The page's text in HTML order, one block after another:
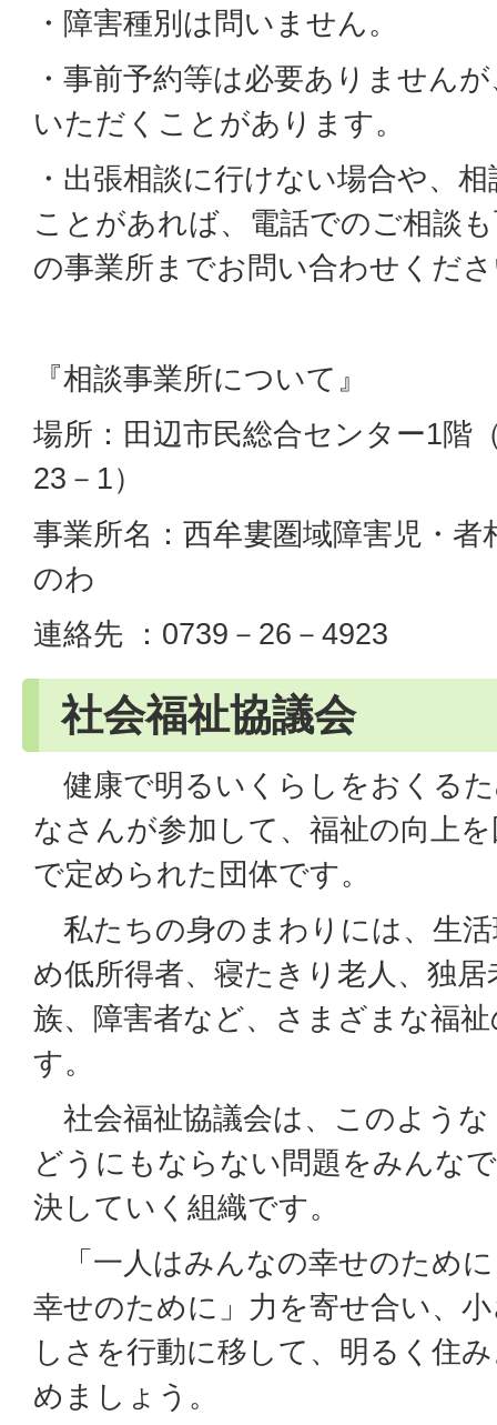
・障害種別は問いません。
・事前予約等は必要ありません
いただくことがあります。
・出張相談に行けない場合や、
ことがあれば、電話でのご相談
の事業所までお問い合わせくだ
『相談事業所について』
場所：田辺市民総合センター1階
23－1）
事業所名：西牟婁圏域障害児・
のわ
連絡先 ：0739－26－4923
社会福祉協議会
健康で明るいくらしをおくる
なさんが参加して、福祉の向上
で定められた団体です。
私たちの身のまわりには、生
め低所得者、寝たきり老人、独
族、障害者など、さまざまな福
す。
社会福祉協議会は、このよう
どうにもならない問題をみんな
決していく組織です。
「一人はみんなの幸せのため
幸せのために」力を寄せ合い、
しさを行動に移して、明るく住
めましょう。